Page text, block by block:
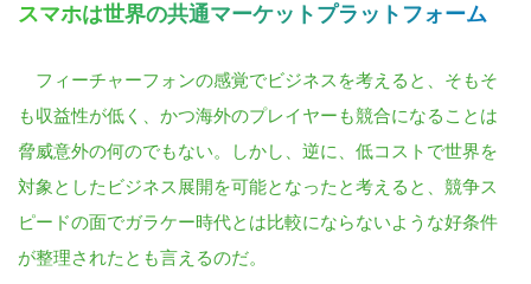
スマホは世界の共通マーケットプラットフォーム
フィーチャーフォンの感覚でビジネスを考えると、そもそ
も収益性が低く、かつ海外のプレイヤーも競合になることは
脅威意外の何のでもない。しかし、逆に、低コストで世界を
対象としたビジネス展開を可能となったと考えると、競争ス
ピードの面でガラケー時代とは比較にならないような好条件
が整理されたとも言えるのだ。